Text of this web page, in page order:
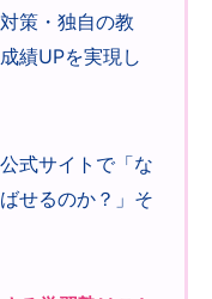
策・独自の教
績UPを実現し
式サイトで「な
せるのか？」そ